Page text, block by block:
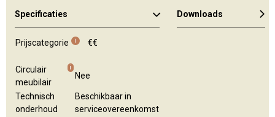
Specificaties
Prijscategorie i €€
Circulair
meubilair
i
Nee
Technisch
onderhoud
Beschikbaar in
serviceovereenkomst
Downloads